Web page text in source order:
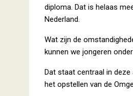
diploma. Dat is helaas
Nederland.
Wat zijn de
kunnen we jongeren
Dat staat centraal in deze
het opstellen van de